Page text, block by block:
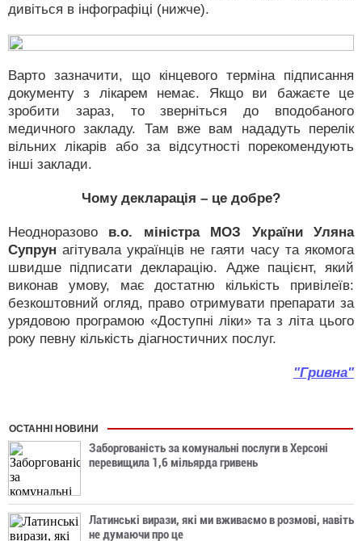
дивіться в інфографіці (нижче).
Варто зазначити, що кінцевого терміна підписання
документу з лікарем немає. Якщо ви бажаєте це
зробити зараз, то зверніться до вподобаного
медичного закладу. Там вже вам нададуть перелік
вільних лікарів або за відсутності порекомендують
інші заклади.
Чому декларація – це добре?
Неодноразово в.о. міністра МОЗ України Уляна
Супрун агітувала українців не гаяти часу та якомога
швидше підписати декларацію. Адже пацієнт, який
виконав умову, має достатню кількість привілеїв:
безкоштовний огляд, право отримувати препарати за
урядовою програмою «Доступні ліки» та з літа цього
року певну кількість діагностичних послуг.
"Гривна"
ОСТАННІ НОВИНИ
Заборгованість за комунальні послуги в Херсоні
перевищила 1,6 мільярда гривень
Латинські вирази, які ми вживаємо в розмові, навіть
не думаючи про це